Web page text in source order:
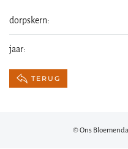
dorpskern:
jaar:
TERUG
© Ons